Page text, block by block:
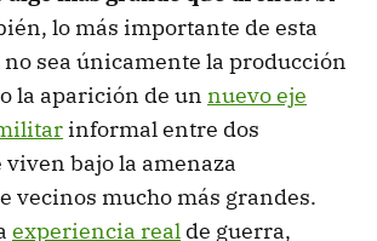
lo más importante de esta
sea únicamente la producción
la aparición de un nuevo eje
informal entre dos
bajo la amenaza
vecinos mucho más grandes.
experiencia real de guerra,